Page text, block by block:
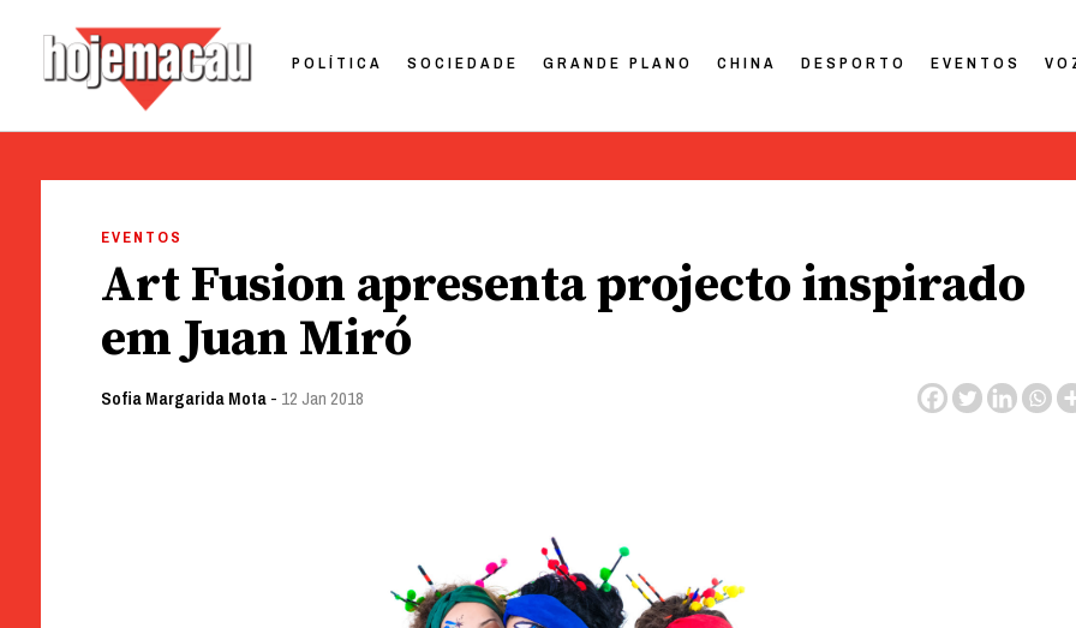
POLÍTICA SOCIEDADE GRANDE PLANO CHINA DESPORTO EVENTOS
EVENTOS
Art Fusion apresenta projecto inspirado
em Juan Miró
Sofia Margarida Mota- 12 Jan 2018